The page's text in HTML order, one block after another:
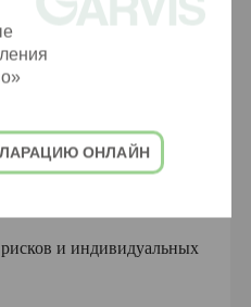
и индивидуальных
ОНЛАЙН